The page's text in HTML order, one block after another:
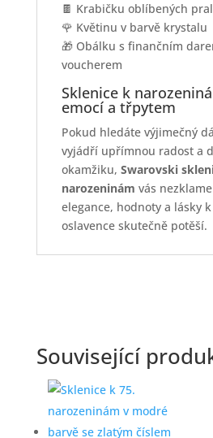
🍫 Krabičku oblíbených
🌹 Květinu v barvě krystalu
🎁 Obálku s finančním
voucherem
Sklenice k
emocí a třpytem
Pokud hledáte výjimečný
vyjádří upřímnou radost a
okamžiku, Swarovski
narozeninám vás
elegance, hodnoty a lásky
oslavence skutečně potěší.
Související